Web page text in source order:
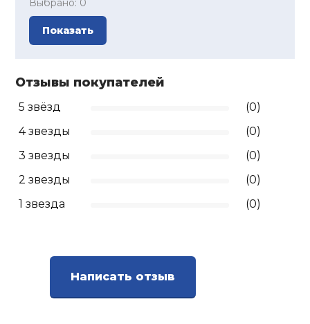
Выбрано: 0
Показать
Отзывы покупателей
5 звёзд
(0)
4 звезды
(0)
3 звезды
(0)
2 звезды
(0)
1 звезда
(0)
Написать отзыв